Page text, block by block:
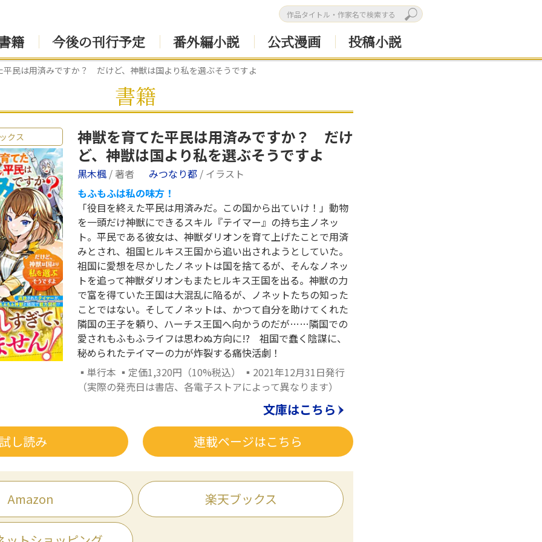
籍 今後の刊行予定 番外編小説 公式漫画 投稿小説
平民は用済みですか？ だけど、神獣は国より私を選ぶそうですよ
書籍
クス
神獣を育てた平民は用済みですか？ だけ
ど、神獣は国より私を選ぶそうですよ
黒木楓 / 著者 みつなり都 / イラスト
もふもふは私の味方！
「役目を終えた平民は用済みだ。この国から出ていけ！」動物
を一頭だけ神獣にできるスキル『テイマー』の持ち主ノネッ
ト。平民である彼女は、神獣ダリオンを育て上げたことで用済
みとされ、祖国ヒルキス王国から追い出されようとしていた。
祖国に愛想を尽かしたノネットは国を捨てるが、そんなノネッ
トを追って神獣ダリオンもまたヒルキス王国を出る。神獣の力
で富を得ていた王国は大混乱に陥るが、ノネットたちの知った
ことではない。そしてノネットは、かつて自分を助けてくれた
隣国の王子を頼り、ハーチス王国へ向かうのだが……隣国での
愛されもふもふライフは思わぬ方向に!? 祖国で蠢く陰謀に、
秘められたテイマーの力が炸裂する痛快活劇！
▪単行本 ▪定価1,320円（10%税込） ▪2021年12月31日発行
（実際の発売日は書店、各電子ストアによって異なります）
文庫はこちら
し読み
連載ページはこちら
Amazon 楽天ブックス